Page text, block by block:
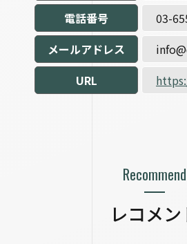
電話番号
03-
メールアドレス
URL
Recommend
レコメン